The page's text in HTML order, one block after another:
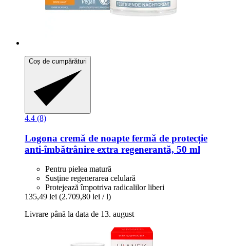
Coș de cumpărături
4.4 (8)
Logona cremă de noapte fermă de protecție
anti-​îmbătrânire extra regenerantă, 50 ml
Pentru pielea matură
Susține regenerarea celulară
Protejează împotriva radicalilor liberi
135,49 lei (2.709,80 lei / l)
Livrare până la data de 13. august